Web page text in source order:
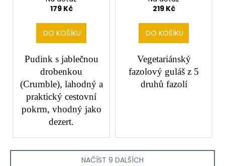
179 Kč
DO KOŠÍKU
Pudink s jablečnou
drobenkou
(Crumble), lahodný a
praktický cestovní
pokrm, vhodný jako
dezert.
219 Kč
DO KOŠÍKU
Vegetariánský
fazolový guláš z 5
druhů fazolí
NAČÍST 9 DALŠÍCH